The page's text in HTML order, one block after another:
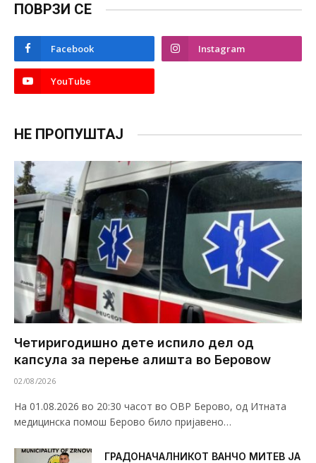
ПОВРЗИ СЕ
Facebook Instagram
YouTube
НЕ ПРОПУШТАЈ
Четиригодишно дете испило дел од
капсула за перење алишта во Беровоw
02/08/2026
На 01.08.2026 во 20:30 часот во ОВР Берово, од Итната
медицинска помош Берово било пријавено…
ГРАДОНАЧАЛНИКОТ ВАНЧО МИТЕВ ЈА